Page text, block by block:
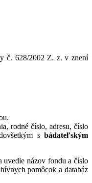
č. 628/2002 Z. z. v znení
rodné číslo, adresu, číslo
s bádateľským
uvedie názov fondu a číslo
pomôcok a databáz